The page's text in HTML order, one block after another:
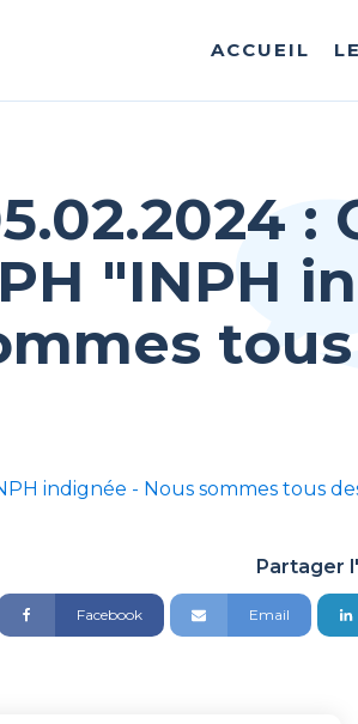
ACCUEIL
:
"INPH
indignée - Nous sommes tous
Partager
Facebook Email